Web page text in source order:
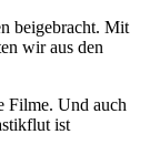
beigebracht. Mit
wir aus den
Filme. Und auch
ist